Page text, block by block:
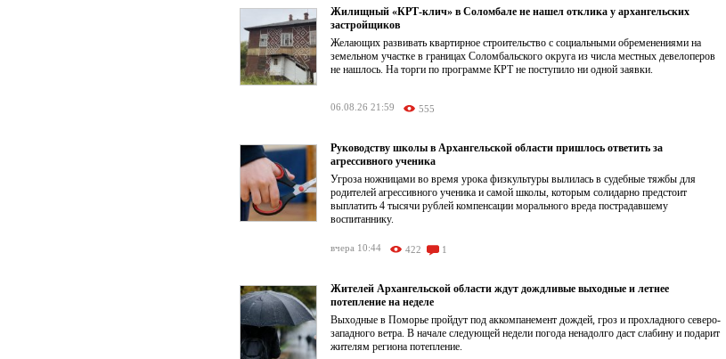
Жилищный «КРТ-клич» в Соломбале не нашел отклика у архангельских
застройщиков
Желающих развивать квартирное строительство с социальными обременениями на
земельном участке в границах Соломбальского округа из числа местных девелоперов
не нашлось. На торги по программе КРТ не поступило ни одной заявки.
06.08.26 21:59 555
Руководству школы в Архангельской области пришлось ответить за
агрессивного ученика
Угроза ножницами во время урока физкультуры вылилась в судебные тяжбы для
родителей агрессивного ученика и самой школы, которым солидарно предстоит
выплатить 4 тысячи рублей компенсации морального вреда пострадавшему
воспитаннику.
вчера 10:44 422 1
Жителей Архангельской области ждут дождливые выходные и летнее
потепление на неделе
Выходные в Поморье пройдут под аккомпанемент дождей, гроз и прохладного северо-
западного ветра. В начале следующей недели погода ненадолго даст слабину и подарит
жителям региона потепление.